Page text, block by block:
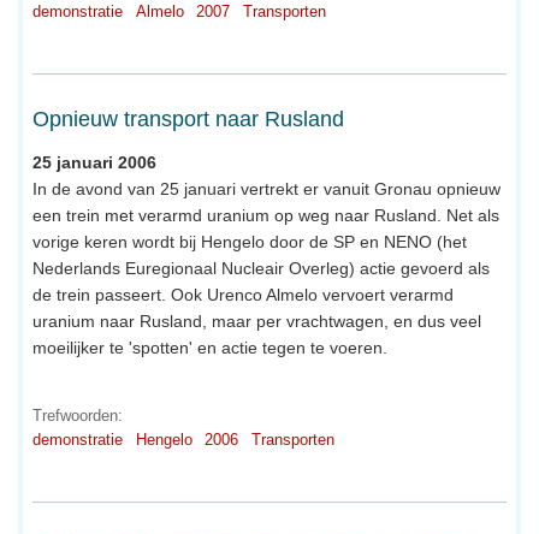
demonstratie
Almelo 2007 Transporten
Opnieuw transport naar Rusland
25 januari 2006
In de avond van 25 januari vertrekt er vanuit Gronau opnieuw
een trein met verarmd uranium op weg naar Rusland. Net als
vorige keren wordt bij Hengelo door de SP en NENO (het
Nederlands Euregionaal Nucleair Overleg) actie gevoerd als
de trein passeert. Ook Urenco Almelo vervoert verarmd
uranium naar Rusland, maar per vrachtwagen, en dus veel
moeilijker te 'spotten' en actie tegen te voeren.
Trefwoorden:
demonstratie
Hengelo 2006 Transporten